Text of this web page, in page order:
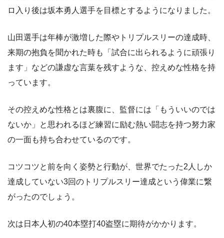
ロ入り後は坂本勇人選手を目標とするようになりました。
山田選手は年棒が激増した際やトリプルスリーの達成時、
来期の抱負を聞かれた時も「試合に出られるように頑張り
ます」などの謙虚な言葉を残すような、控えめな性格を持
っています。
その控えめな性格とは裏腹に、監督には「もういいのでは
ないか」と思われるほど練習に励む熱い闘志を持つ努力家
の一面も持ち合わせているのです。
コツコツと前を向く姿勢と行動が、世界でたった2人しか
達成していない3回のトリプルスリー達成という偉業に繋
がったのでしょう。
次は日本人初の40本塁打40盗塁に期待がかかります。